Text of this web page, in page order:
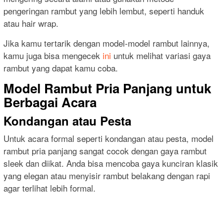
pengeringan rambut yang lebih lembut, seperti handuk
atau hair wrap.
Jika kamu tertarik dengan model-model rambut lainnya,
kamu juga bisa mengecek ini untuk melihat variasi gaya
rambut yang dapat kamu coba.
Model Rambut Pria Panjang untuk
Berbagai Acara
Kondangan atau Pesta
Untuk acara formal seperti kondangan atau pesta, model
rambut pria panjang sangat cocok dengan gaya rambut
sleek dan diikat. Anda bisa mencoba gaya kunciran klasik
yang elegan atau menyisir rambut belakang dengan rapi
agar terlihat lebih formal.